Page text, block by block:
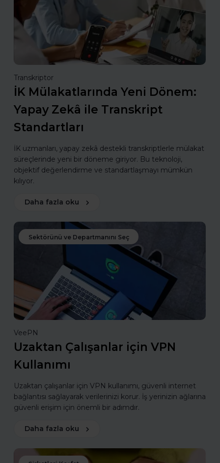
Transkriptor
İK Mülakatlarında Yeni Dönem:
Yapay Zekâ ile Transkript
Standartları
İK uzmanları, yapay zekâ destekli transkriptlerle mülakat
süreçlerinde yeni bir döneme giriyor. Bu teknoloji,
objektif değerlendirme ve standartlaşmayı mümkün
kılıyor.
Daha fazla oku
Sektörünü ve Departmanını Seç
VeePN
Uzaktan Çalışanlar için VPN
Kullanımı
Uzaktan çalışanlar için VPN kullanımı, güvenli internet
bağlantısı sağlayarak verilerinizi korur. İş yerinizin ağlarına
güvenli erişim için önemli bir adımdır.
Daha fazla oku